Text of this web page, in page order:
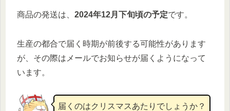
商品の発送は、 2024年12月下旬頃の予定です。
生産の都合で届く時期が前後する可能性があります
が、その際はメールでお知らせが届くようになって
います。
届くのはクリスマスあたりでしょうか？